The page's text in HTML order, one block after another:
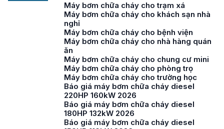
Máy bơm chữa cháy cho trạm xá
Máy bơm chữa cháy cho khách sạn nhà
nghỉ
Máy bơm chữa cháy cho bệnh viện
Máy bơm chữa cháy cho nhà hàng quán
ăn
Máy bơm chữa cháy cho chung cư mini
Máy bơm chữa cháy cho phòng trọ
Máy bơm chữa cháy cho trường học
Báo giá máy bơm chữa cháy diesel
220HP 160kW 2026
Báo giá máy bơm chữa cháy diesel
180HP 132kW 2026
Báo giá máy bơm chữa cháy diesel